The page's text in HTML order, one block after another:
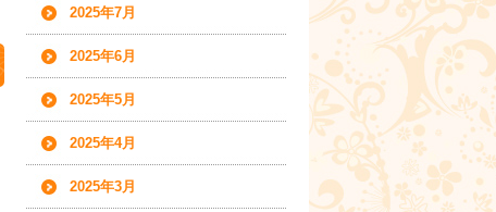
2025年7月
2025年6月
2025年5月
2025年4月
2025年3月